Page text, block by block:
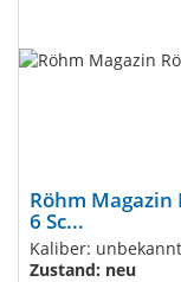
Röhm Magazin
6 Sc...
Kaliber: unbekannt
Zustand: neu